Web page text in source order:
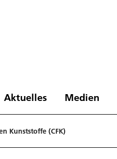
Aktuelles Medien
Kunststoffe (CFK)